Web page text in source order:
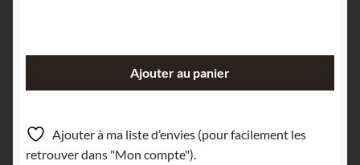
La
Vidale,
Ajouter au panier
Ajouter à ma liste d’envies (pour facilement les
retrouver dans "Mon compte").